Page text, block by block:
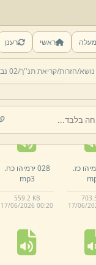
ראשי רענן
נושא/חזרות/קריאת תנ''ך/02 נביאים אחרונים/
17/06/
mp3
17/06/2026 00:20
703.
17/06/
028 ירמיהו כח.
mp3
559.2 KB
17/06/2026 00:20